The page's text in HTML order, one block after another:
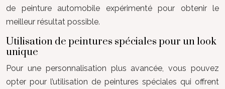
de peinture automobile expérimenté pour obtenir le
meilleur résultat possible.
Utilisation de peintures spéciales pour un look
unique
Pour une personnalisation plus avancée, vous pouvez
opter pour l’utilisation de peintures spéciales qui offrent